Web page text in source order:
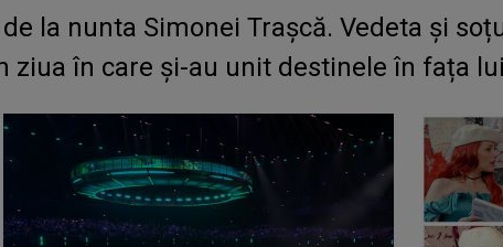
de la nunta Simonei Trașcă. Vedeta și
ziua în care și-au unit destinele în fața